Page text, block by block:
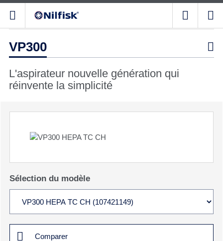
VP300 
L'aspirateur nouvelle génération qui
réinvente la simplicité
Sélection du modèle
Comparer